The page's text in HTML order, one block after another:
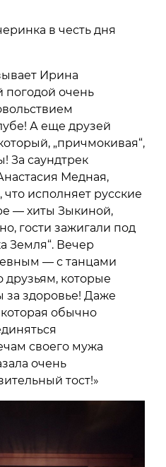
в честь дня
Ирина
погодой очень
А еще друзей
„причмокивая“,
За саундтрек
Медная,
что исполняет русские
— хиты Зыкиной,
гости зажигали под
Земля“. Вечер
— с танцами
друзьям, которые
за здоровье! Даже
обычно
своего мужа
очень
тост!»